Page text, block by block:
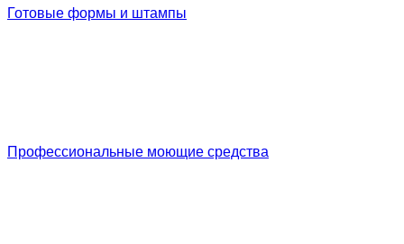
Готовые формы и штампы
Профессиональные моющие средства